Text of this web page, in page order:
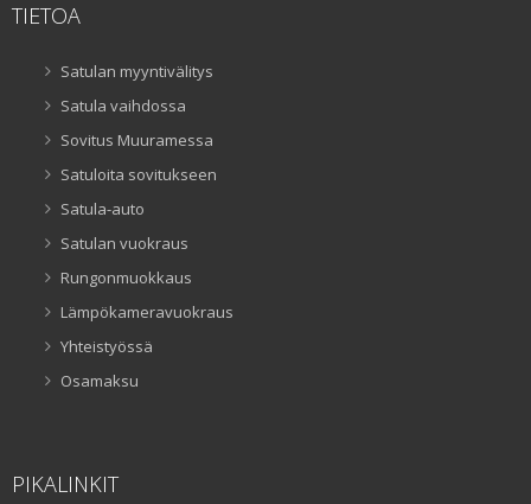
TIETOA
Satulan myyntivälitys
Satula vaihdossa
Sovitus Muuramessa
Satuloita sovitukseen
Satula-auto
Satulan vuokraus
Rungonmuokkaus
Lämpökameravuokraus
Yhteistyössä
Osamaksu
PIKALINKIT